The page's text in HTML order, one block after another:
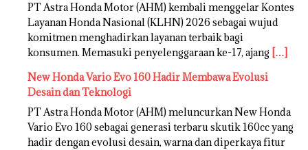
PT Astra Honda Motor (AHM) kembali menggelar Kontes
Layanan Honda Nasional (KLHN) 2026 sebagai wujud
komitmen menghadirkan layanan terbaik bagi
konsumen. Memasuki penyelenggaraan ke-17, ajang […]
New Honda Vario Evo 160 Hadir Membawa Evolusi
Desain dan Teknologi
PT Astra Honda Motor (AHM) meluncurkan New Honda
Vario Evo 160 sebagai generasi terbaru skutik 160cc yang
hadir dengan evolusi desain, warna dan diperkaya fitur